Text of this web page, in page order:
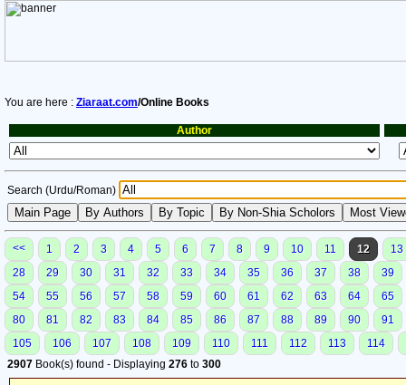
You are here : Ziaraat.com/Online Books
Author
Search (Urdu/Roman)
<< 1 2 3 4 5 6 7 8 9 10 11 12
13
28
29 30 31 32 33 34 35 36 37 38
39
54
55 56 57 58 59 60 61 62 63 64
65
80
81 82 83 84 85 86 87 88 89 90
91
105
106 107 108 109 110 111 112 113
114
2907 Book(s) found - Displaying 276 to 300